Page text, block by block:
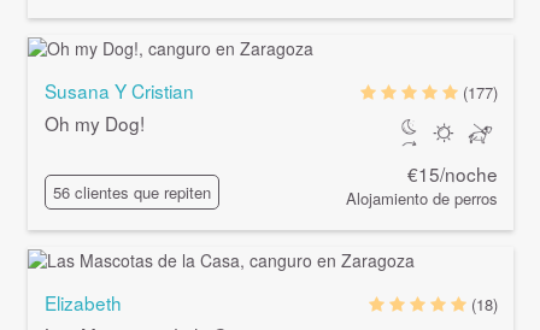
Susana Y Cristian
Oh my Dog!
56 clientes que repiten
(177)
€15/noche
Alojamiento de perros
Elizabeth
(18)